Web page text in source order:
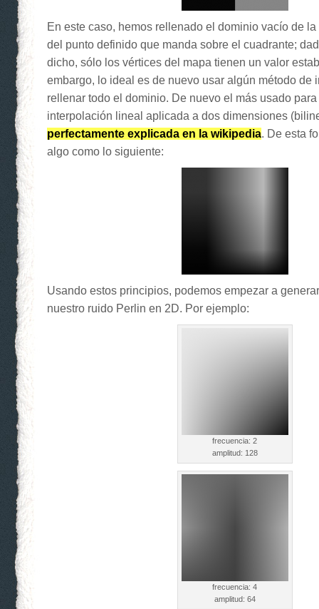
En este caso, hemos rellenado el dominio vacío de
del punto definido que manda sobre el cuadrante;
dicho, sólo los vértices del mapa tienen un valor
embargo, lo ideal es de nuevo usar algún método de
rellenar todo el dominio. De nuevo el más usado
interpolación lineal aplicada a dos dimensiones
perfectamente explicada en la wikipedia. De esta
algo como lo siguiente:
Usando estos principios, podemos empezar a
nuestro ruido Perlin en 2D. Por ejemplo:
frecuencia: 2
amplitud: 128
frecuencia: 4
amplitud: 64